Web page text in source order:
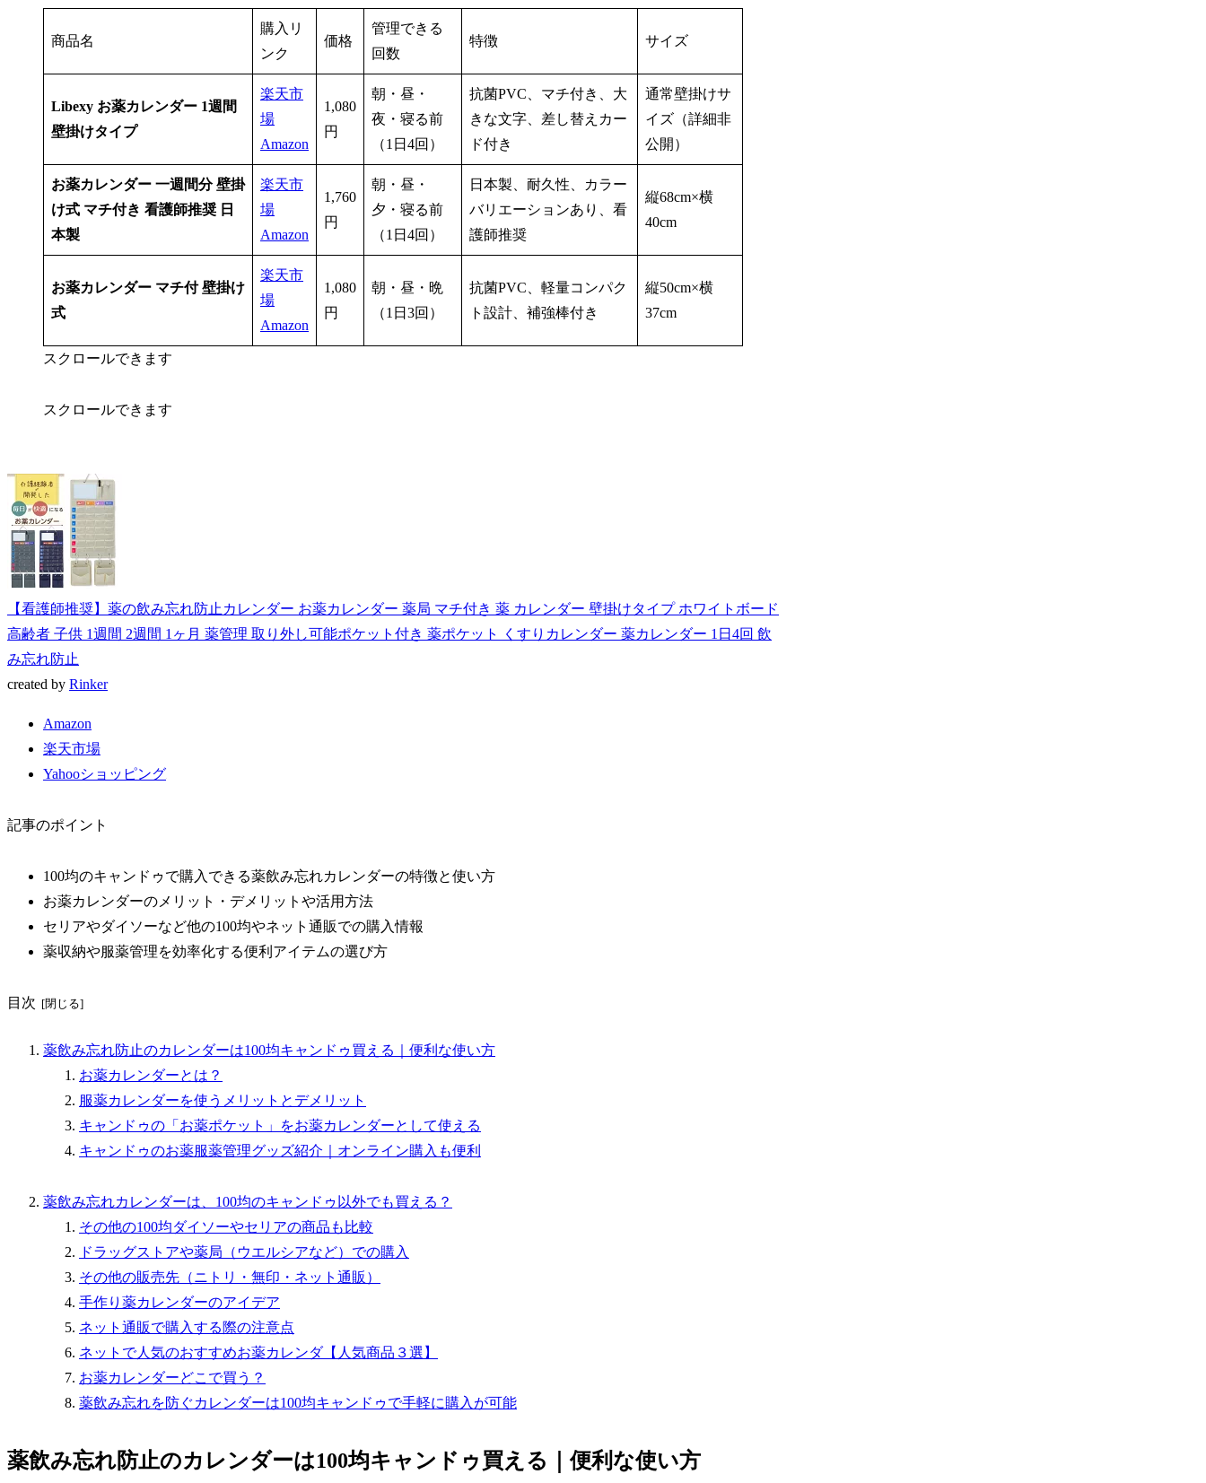
商品名
購入リ
ンク
価格
管理できる
回数
特徴 サイズ
Libexy お薬カレンダー 1週間
壁掛けタイプ
楽天市
場
Amazon
1,080
円
朝・昼・
夜・寝る前
（1日4回）
抗菌PVC、マチ付き、大
きな文字、差し替えカー
ド付き
通常壁掛けサ
イズ（詳細非
公開）
お薬カレンダー 一週間分 壁掛
け式 マチ付き 看護師推奨 日
本製
楽天市
場
Amazon
1,760
円
朝・昼・
夕・寝る前
（1日4回）
日本製、耐久性、カラー
バリエーションあり、看
護師推奨
縦68cm×横
40cm
お薬カレンダー マチ付 壁掛け
式
楽天市
場
Amazon
1,080
円
朝・昼・晩
（1日3回）
抗菌PVC、軽量コンパク
ト設計、補強棒付き
縦50cm×横
37cm
スクロールできます
スクロールできます
【看護師推奨】薬の飲み忘れ防止カレンダー お薬カレンダー 薬局 マチ付き 薬 カレンダー 壁掛けタイプ ホワイトボード
高齢者 子供 1週間 2週間 1ヶ月 薬管理 取り外し可能ポケット付き 薬ポケット くすりカレンダー 薬カレンダー 1日4回 飲
み忘れ防止
created by Rinker
Amazon
楽天市場
Yahooショッピング
記事のポイント
100均のキャンドゥで購入できる薬飲み忘れカレンダーの特徴と使い方
お薬カレンダーのメリット・デメリットや活用方法
セリアやダイソーなど他の100均やネット通販での購入情報
薬収納や服薬管理を効率化する便利アイテムの選び方
目次
薬飲み忘れ防止のカレンダーは100均キャンドゥ買える｜便利な使い方
お薬カレンダーとは？
服薬カレンダーを使うメリットとデメリット
キャンドゥの「お薬ポケット」をお薬カレンダーとして使える
キャンドゥのお薬服薬管理グッズ紹介｜オンライン購入も便利
薬飲み忘れカレンダーは、100均のキャンドゥ以外でも買える？
その他の100均ダイソーやセリアの商品も比較
ドラッグストアや薬局（ウエルシアなど）での購入
その他の販売先（ニトリ・無印・ネット通販）
手作り薬カレンダーのアイデア
ネット通販で購入する際の注意点
ネットで人気のおすすめお薬カレンダ【人気商品３選】
お薬カレンダーどこで買う？
薬飲み忘れを防ぐカレンダーは100均キャンドゥで手軽に購入が可能
薬飲み忘れ防止のカレンダーは100均キャンドゥ買える｜便利な使い方